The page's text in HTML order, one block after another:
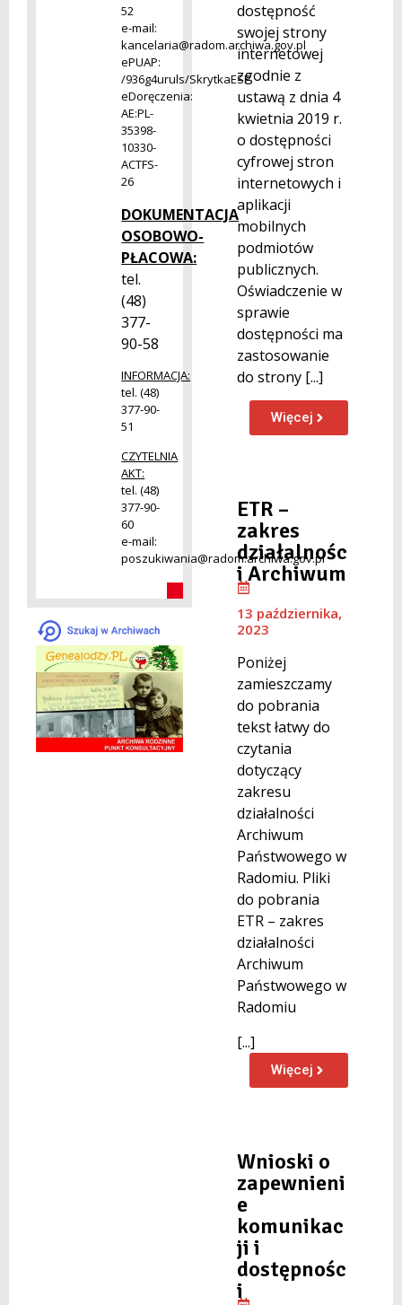
52
e-mail:
kancelaria@radom.archiwa.gov.pl
ePUAP:
/936g4uruls/SkrytkaESP
eDoręczenia:
AE:PL-
35398-
10330-
ACTFS-
26
DOKUMENTACJA
OSOBOWO-
PŁACOWA:
tel.
(48)
377-
90-58
INFORMACJA:
tel. (48)
377-90-
51
CZYTELNIA
AKT:
tel. (48)
377-90-
60
e-mail:
poszukiwania@radom.archiwa.gov.pl
dostępność
swojej strony
internetowej
zgodnie z
ustawą z dnia 4
kwietnia 2019 r.
o dostępności
cyfrowej stron
internetowych i
aplikacji
mobilnych
podmiotów
publicznych.
Oświadczenie w
sprawie
dostępności ma
zastosowanie
do strony [...]
Więcej
ETR –
zakres
działalnośc
i Archiwum
13 października,
2023
Poniżej
zamieszczamy
do pobrania
tekst łatwy do
czytania
dotyczący
zakresu
działalności
Archiwum
Państwowego w
Radomiu. Pliki
do pobrania
ETR – zakres
działalności
Archiwum
Państwowego w
Radomiu
[...]
Więcej
Wnioski o
zapewnieni
e
komunikac
ji i
dostępnośc
i